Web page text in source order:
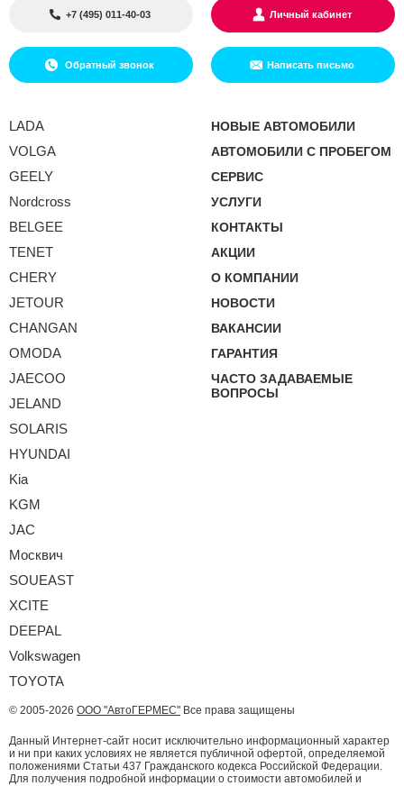
+7 (495) 011-40-03 Личный кабинет
Обратный звонок Написать письмо
LADA
VOLGA
GEELY
Nordcross
BELGEE
TENET
CHERY
JETOUR
CHANGAN
OMODA
JAECOO
JELAND
SOLARIS
HYUNDAI
Kia
KGM
JAC
Москвич
SOUEAST
XCITE
DEEPAL
Volkswagen
TOYOTA
НОВЫЕ АВТОМОБИЛИ
АВТОМОБИЛИ С ПРОБЕГОМ
СЕРВИС
УСЛУГИ
КОНТАКТЫ
АКЦИИ
О КОМПАНИИ
НОВОСТИ
ВАКАНСИИ
ГАРАНТИЯ
ЧАСТО ЗАДАВАЕМЫЕ
ВОПРОСЫ
© 2005-2026 ООО "АвтоГЕРМЕС" Все права защищены
Данный Интернет-сайт носит исключительно информационный характер
и ни при каких условиях не является публичной офертой, определяемой
положениями Статьи 437 Гражданского кодекса Российской Федерации.
Для получения подробной информации о стоимости автомобилей и